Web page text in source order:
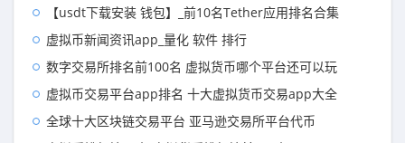
【usdt下载安装 钱包】_前10名Tether应用排名合集
虚拟币新闻资讯app_量化 软件 排行
数字交易所排名前100名 虚拟货币哪个平台还可以玩
虚拟币交易平台app排名 十大虚拟货币交易app大全
全球十大区块链交易平台 亚马逊交易所平台代币